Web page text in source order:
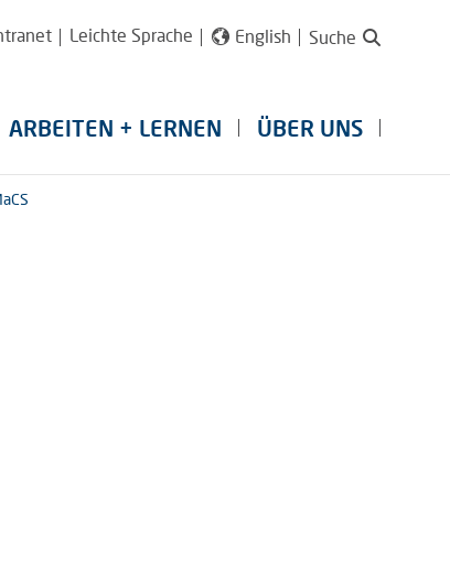
Leichte Sprache English Suche
ARBEITEN + LERNEN ÜBER UNS